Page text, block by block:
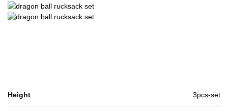
Height 3pcs-set